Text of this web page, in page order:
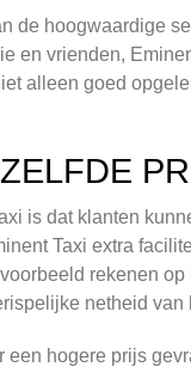
de hoogwaardige
en vrienden,
alleen goed
is dat klanten
Taxi extra
rekenen
netheid van
hogere prijs